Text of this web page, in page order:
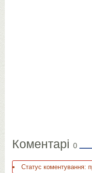
Коментарі 0
Статус коментування: